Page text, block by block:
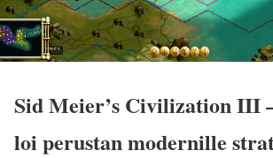
Sid Meier’s Civilization III
loi perustan modernille